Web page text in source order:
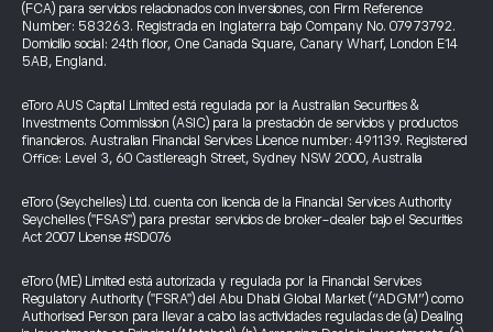
(FCA) para servicios relacionados con inversiones, con Firm Reference
Number: 583263. Registrada en Inglaterra bajo Company No. 07973792.
Domicilio social: 24th floor, One Canada Square, Canary Wharf, London E14
5AB, England.
eToro AUS Capital Limited está regulada por la Australian Securities &
Investments Commission (ASIC) para la prestación de servicios y productos
financieros. Australian Financial Services Licence number: 491139. Registered
Office: Level 3, 60 Castlereagh Street, Sydney NSW 2000, Australia
eToro (Seychelles) Ltd. cuenta con licencia de la Financial Services Authority
Seychelles ("FSAS") para prestar servicios de broker-dealer bajo el Securities
Act 2007 License #SD076
eToro (ME) Limited está autorizada y regulada por la Financial Services
Regulatory Authority ("FSRA") del Abu Dhabi Global Market (“ADGM”) como
Authorised Person para llevar a cabo las actividades reguladas de (a) Dealing